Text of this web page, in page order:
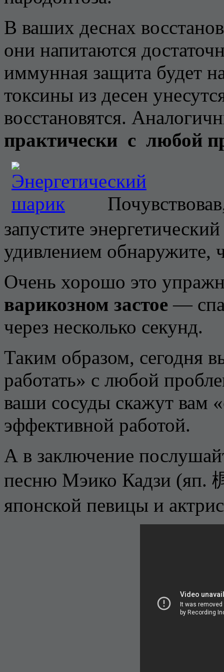
В ваших деснах
они напитаются
иммунная защита будет
токсины из десен
восстановятся.
практически с любой
запустите
удивлением обнаружите,
Очень хорошо это
варикозном застое —
через несколько секунд.
Таким образом, сегодня
работать» с любой
ваши сосуды скажут вам
эффективной работой.
А в заключение
песню Мэико Кадзи (яп.
японской певицы и